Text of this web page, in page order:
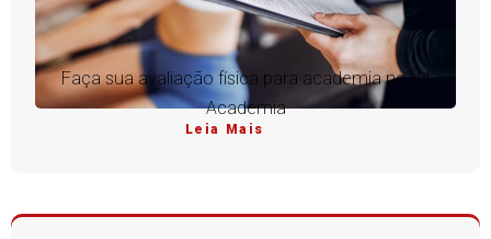
Faça sua avaliação física para academia na V4
Academia
Leia Mais